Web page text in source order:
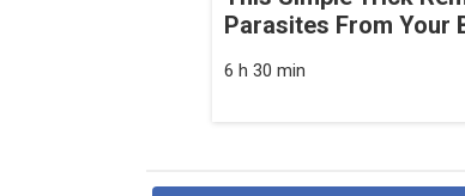
Parasites From Your
6 h 30 min